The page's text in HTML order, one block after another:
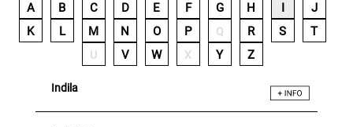
A B C D E F G H
J
K
L M N O P Q R S T
U V W X Y Z
Indila